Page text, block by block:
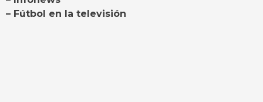
– Fútbol en la televisión